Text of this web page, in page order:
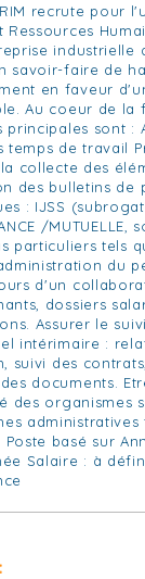
recrute pour
Ressources
industrielle
savoir-faire de
en faveur
Au coeur de la
principales sont :
temps de travail
collecte des
des bulletins de
: IJSS
/
particuliers tels
du
d'un
dossiers
Assurer le
intérimaire :
suivi des
documents.
des organismes
administratives
Poste basé sur
Salaire : à